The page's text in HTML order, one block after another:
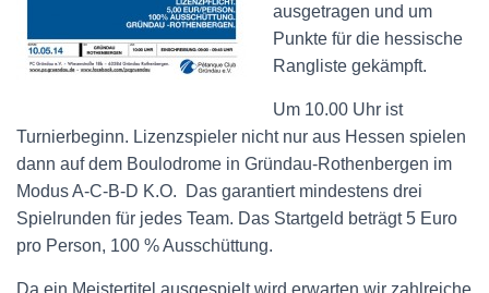
ausgetragen und um
Punkte für die hessische
Rangliste gekämpft.
Um 10.00 Uhr ist
Turnierbeginn. Lizenzspieler nicht nur aus Hessen spielen
dann auf dem Boulodrome in Gründau-Rothenbergen im
Modus A-C-B-D K.O. Das garantiert mindestens drei
Spielrunden für jedes Team. Das Startgeld beträgt 5 Euro
pro Person, 100 % Ausschüttung.
Da ein Meistertitel ausgespielt wird erwarten wir zahlreiche